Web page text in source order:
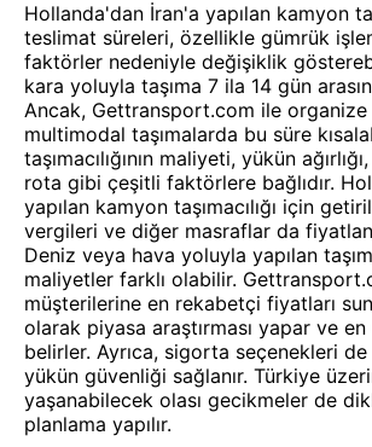
Hollanda'dan İran'a yapılan kamyon
teslimat süreleri, özellikle gümrük
faktörler nedeniyle değişiklik
kara yoluyla taşıma 7 ila 14 gün
Ancak, Gettransport.com ile organize
multimodal taşımalarda bu süre
taşımacılığının maliyeti, yükün
rota gibi çeşitli faktörlere bağlıdır.
yapılan kamyon taşımacılığı için
vergileri ve diğer masraflar da
Deniz veya hava yoluyla yapılan
maliyetler farklı olabilir.
müşterilerine en rekabetçi fiyatları
olarak piyasa araştırması yapar ve
belirler. Ayrıca, sigorta seçenekleri
yükün güvenliği sağlanır. Türkiye
yaşanabilecek olası gecikmeler de
planlama yapılır.